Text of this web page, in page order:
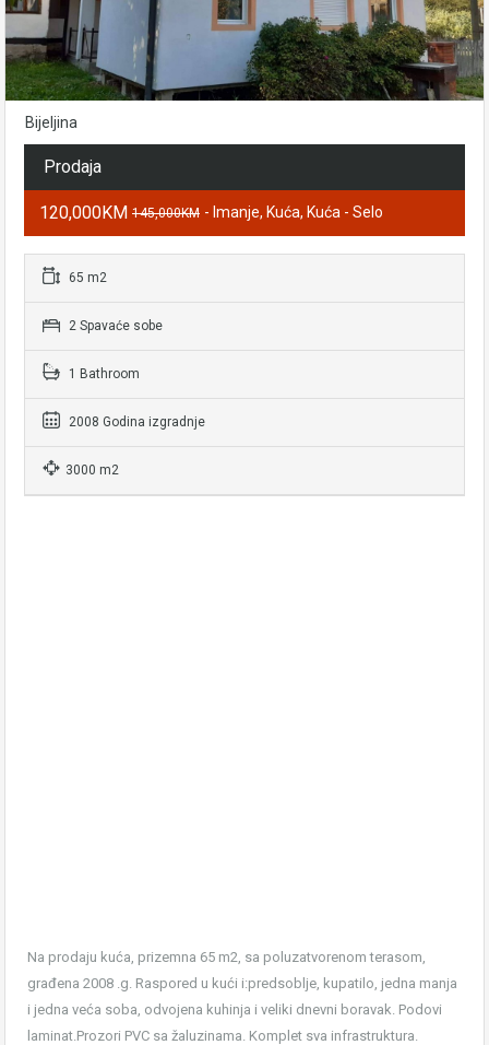
Bijeljina
Prodaja
120,000KM 145,000KM - Imanje, Kuća, Kuća - Selo
65 m2
2 Spavaće sobe
1 Bathroom
2008 Godina izgradnje
3000 m2
Na prodaju kuća, prizemna 65 m2, sa poluzatvorenom terasom,
građena 2008 .g. Raspored u kući i:predsoblje, kupatilo, jedna manja
i jedna veća soba, odvojena kuhinja i veliki dnevni boravak. Podovi
laminat.Prozori PVC sa žaluzinama. Komplet sva infrastruktura.